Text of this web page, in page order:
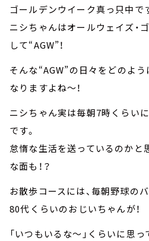
ゴールデンウイーク真っ只中で
ニシちゃんはオールウェイズ・ゴ
して“AGW”！
そんな“AGW”の日々をどのよ
なりますよね～！
ニシちゃん実は毎朝7時くらい
です。
怠惰な生活を送っているのかと
な面も！？
お散歩コースには、毎朝野球の
80代くらいのおじいちゃんが！
「いつもいるな～」くらいに思っ